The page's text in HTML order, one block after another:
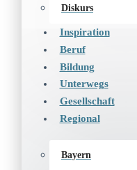
Diskurs
Inspiration
Beruf
Bildung
Unterwegs
Gesellschaft
Regional
Bayern